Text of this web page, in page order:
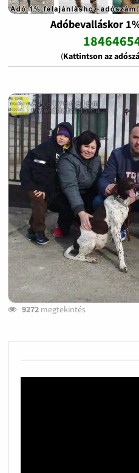
Adóbevalláskor
(Kattintson az
9272megtekintés